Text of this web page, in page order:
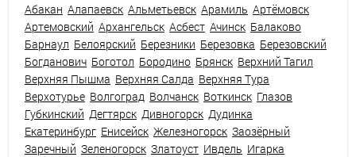
Абакан Алапаевск Альметьевск Арамиль Артёмовск
Артемовский Архангельск Асбест Ачинск Балаково
Барнаул Белоярский Березники Березовка Березовский
Богданович Боготол Бородино Брянск Верхний Тагил
Верхняя Пышма Верхняя Салда Верхняя Тура
Верхотурье Волгоград Волчанск Воткинск Глазов
Губкинский Дегтярск Дивногорск Дудинка
Екатеринбург Енисейск Железногорск Заозёрный
Заречный Зеленогорск Златоуст Ивдель Игарка